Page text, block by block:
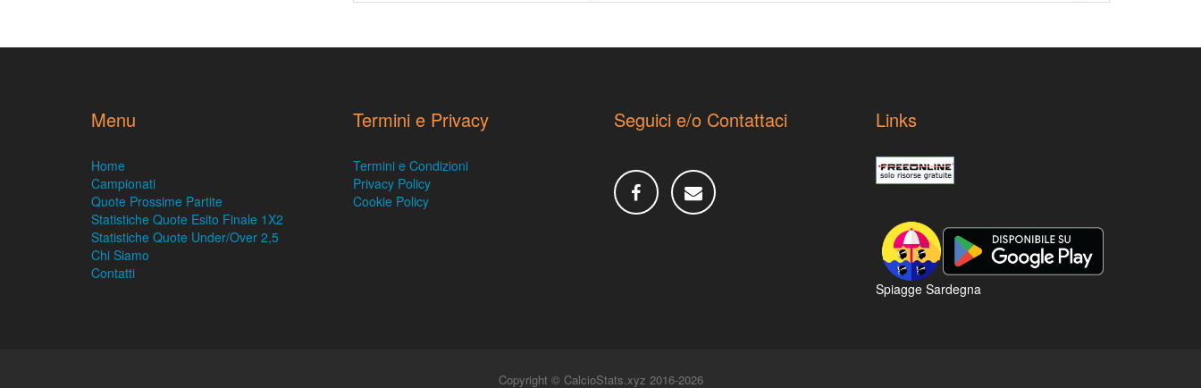
Menu
Home
Campionati
Quote Prossime Partite
Statistiche Quote Esito Finale 1X2
Statistiche Quote Under/Over 2,5
Chi Siamo
Contatti
Termini e Privacy
Termini e Condizioni
Privacy Policy
Cookie Policy
Seguici e/o Contattaci Links
Spiagge Sardegna
Copyright © CalcioStats.xyz 2016-2026